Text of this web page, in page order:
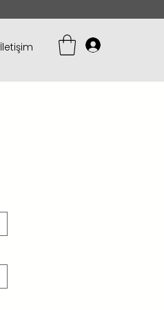
İletişim